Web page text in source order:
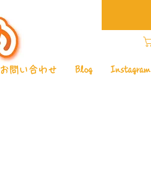
お問い合わせ Blog Instagram